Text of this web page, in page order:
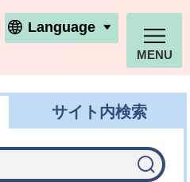
利根町ホームページ
Language
MENU
サイト内検索